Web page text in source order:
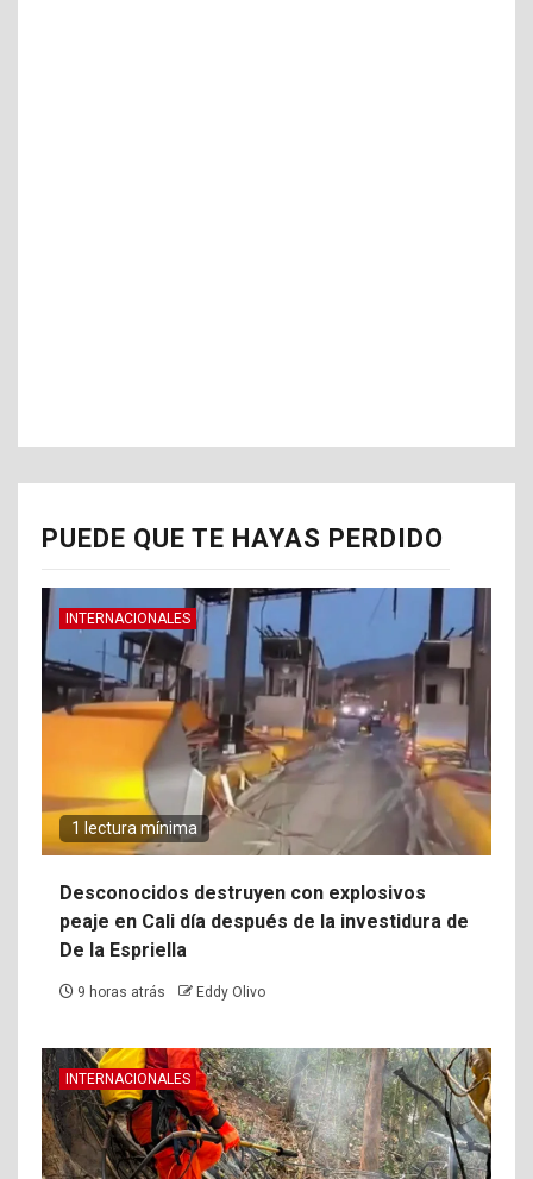
PUEDE QUE TE HAYAS PERDIDO
INTERNACIONALES
1 lectura mínima
Desconocidos destruyen con explosivos
peaje en Cali día después de la investidura de
De la Espriella
9 horas atrás Eddy Olivo
INTERNACIONALES